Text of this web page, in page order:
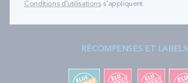
Conditions d'utilisationss'appliquent.
RÉCOMPENSES ET LABELS